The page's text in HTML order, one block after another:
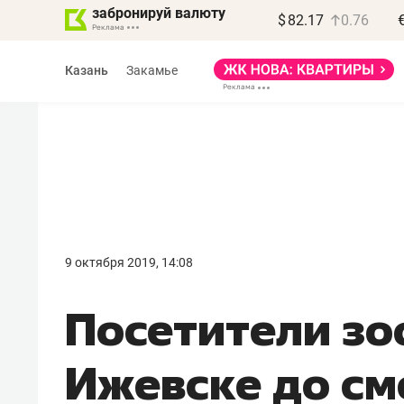
забронируй валюту $ 82.17 0.76
Казань Закамье
9 октября 2019, 14:08
Посетители
Ижевске до